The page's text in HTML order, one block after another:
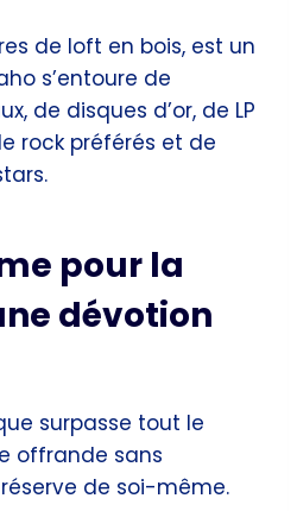
de loft en bois, est un
s’entoure de
de disques d’or, de LP
rock préférés et de
pour la
dévotion
surpasse tout le
offrande sans
de soi-même.